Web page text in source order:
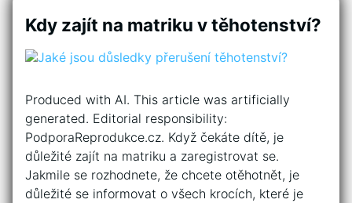
Kdy zajít na matriku v těhotenství?
Produced with AI. This article was artificially
generated. Editorial responsibility:
PodporaReprodukce.cz. Když čekáte dítě, je
důležité zajít na matriku a zaregistrovat se.
Jakmile se rozhodnete, že chcete otěhotnět, je
důležité se informovat o všech krocích, které je